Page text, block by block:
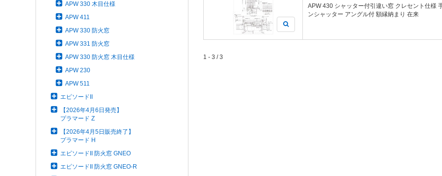
APW 330 木目仕様
APW 411
APW 330 防火窓
APW 331 防火窓
APW 330 防火窓 木目仕様
APW 230
APW 511
エピソードII
【2026年4月6日発売】
プラマード Z
【2026年4月5日販売終了】
プラマード H
エピソードII 防火窓 GNEO
エピソードII 防火窓 GNEO-R
APW 430 シャッター付引違い窓 クレセント仕様
ンシャッター アングル付 額縁納まり 在来
1 - 3 / 3